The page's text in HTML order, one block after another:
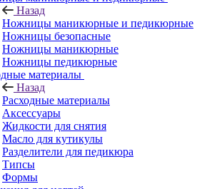
Назад
Ножницы маникюрные и педикюрные
Ножницы безопасные
Ножницы маникюрные
Ножницы педикюрные
материалы
Назад
Расходные материалы
Аксессуары
Жидкости для снятия
Масло для кутикулы
Разделители для педикюра
Типсы
Формы